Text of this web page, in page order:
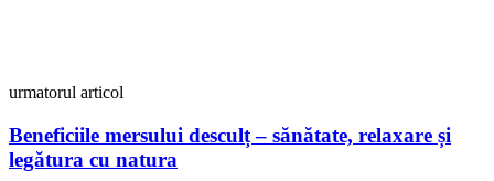
urmatorul articol
Beneficiile mersului desculț – sănătate, relaxare și
legătura cu natura